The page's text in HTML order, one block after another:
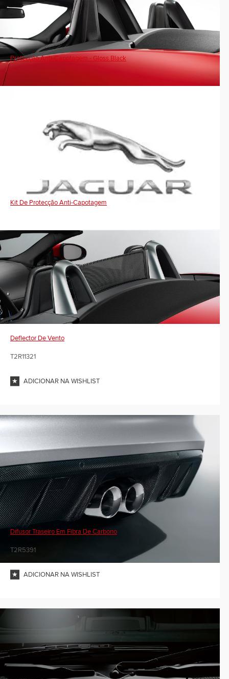
Protecção Anti-Capotagem - Gloss Black
Kit De Protecção Anti-Capotagem
Deflector De Vento
T2R11321
ADICIONAR NA WISHLIST
Difusor Traseiro Em Fibra De Carbono
T2R5391
ADICIONAR NA WISHLIST